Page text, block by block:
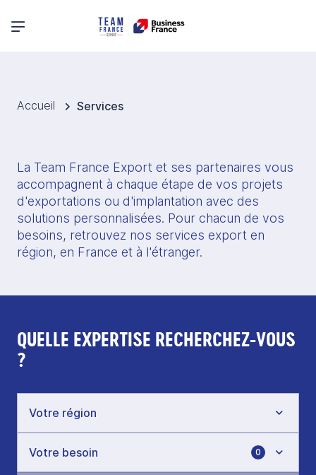
Menu principal
Accueil Services
La Team France Export et ses partenaires vous
accompagnent à chaque étape de vos projets
d'exportations ou d'implantation avec des
solutions personnalisées. Pour chacun de vos
besoins, retrouvez nos services export en
région, en France et à l'étranger.
QUELLE EXPERTISE RECHERCHEZ-VOUS
?
0